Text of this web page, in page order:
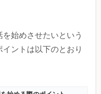
始めさせたいという
ントは以下のとおり